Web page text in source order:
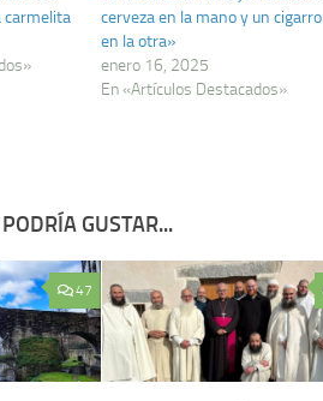
carmelita
cerveza en la mano y un cigarro
en la otra»
enero 16, 2025
En «Artículos Destacados»
GUSTAR...
47